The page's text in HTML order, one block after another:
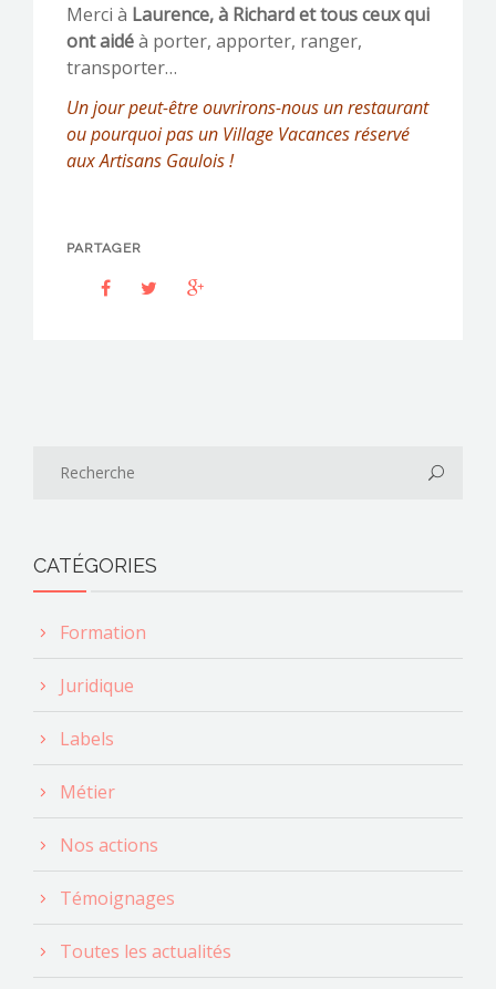
Merci à Laurence, à Richard et tous ceux qui
ont aidéà porter, apporter, ranger,
transporter…
Un jour peut-être ouvrirons-nous un restaurant
ou pourquoi pas un Village Vacances réservé
aux Artisans Gaulois !
PARTAGER
CATÉGORIES
Formation
Juridique
Labels
Métier
Nos actions
Témoignages
Toutes les actualités